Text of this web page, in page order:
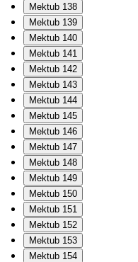
Mektub 138
Mektub 139
Mektub 140
Mektub 141
Mektub 142
Mektub 143
Mektub 144
Mektub 145
Mektub 146
Mektub 147
Mektub 148
Mektub 149
Mektub 150
Mektub 151
Mektub 152
Mektub 153
Mektub 154